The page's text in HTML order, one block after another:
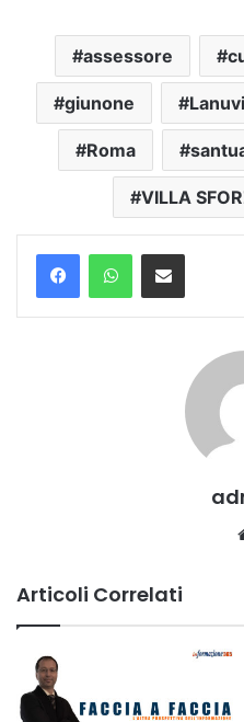
assessore
giunone
Roma
VILLA
Condividi via mail
Articoli Correlati